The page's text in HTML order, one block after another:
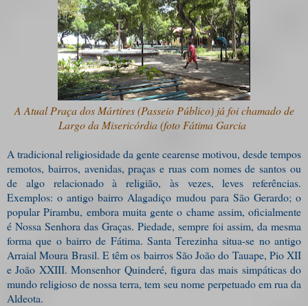
A Atual Praça dos Mártires (Passeio Público) já foi chamado de
Largo da Misericórdia (foto Fátima Garcia
A tradicional religiosidade da gente cearense motivou, desde tempos
remotos, bairros, avenidas, praças e ruas com nomes de santos ou
de algo relacionado à religião, às vezes, leves referências.
Exemplos: o antigo bairro Alagadiço mudou para São Gerardo; o
popular Pirambu, embora muita gente o chame assim, oficialmente
é Nossa Senhora das Graças. Piedade, sempre foi assim, da mesma
forma que o bairro de Fátima. Santa Terezinha situa-se no antigo
Arraial Moura Brasil. E têm os bairros São João do Tauape, Pio XII
e João XXIII.Monsenhor Quinderé, figura das mais simpáticas do
mundo religioso de nossa terra, tem seu nome perpetuado em rua da
Aldeota.